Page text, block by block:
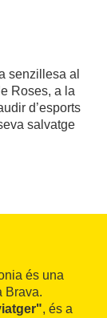
senzillesa al
Roses, a la
d’esports
salvatge
és una
Brava.
, és a